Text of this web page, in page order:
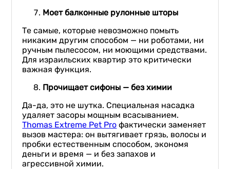
Моет балконные рулонные шторы
Те самые, которые невозможно помыть
никаким другим способом — ни роботами, ни
ручным пылесосом, ни моющими средствами.
Для израильских квартир это критически
важная функция.
Прочищает сифоны — без химии
Да-да, это не шутка. Специальная насадка
удаляет засоры мощным всасыванием.
Thomas Extreme Pet Pro фактически заменяет
вызов мастера: он вытягивает грязь, волосы и
пробки естественным способом, экономя
деньги и время — и без запахов и
агрессивной химии.